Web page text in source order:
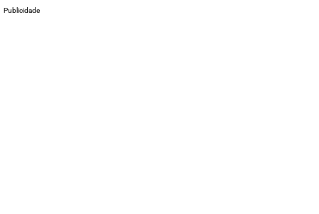
Publicidade